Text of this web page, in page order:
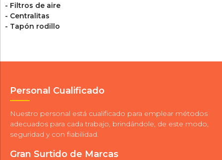
- Filtros de aire
- Centralitas
- Tapón rodillo
Personal Cualificado
Nuestro personal está cualificado para emplear métodos
adecuados para cada trabajo, brindándole, de este modo,
seguridad y con fiabilidad.
Gran Surtido de Marcas